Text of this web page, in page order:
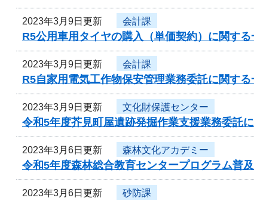
2023年3月9日更新 会計課
R5公用車用タイヤの購入（単価契約）に関す
2023年3月9日更新 会計課
R5自家用電気工作物保安管理業務委託に関する
2023年3月9日更新 文化財保護センター
令和5年度芥見町屋遺跡発掘作業支援業務委託
2023年3月6日更新 森林文化アカデミー
令和5年度森林総合教育センタープログラム普
2023年3月6日更新 砂防課